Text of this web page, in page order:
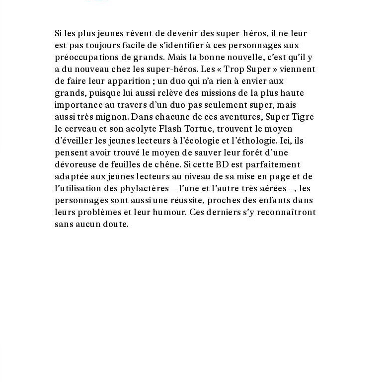
Si les plus jeunes rêvent de devenir des super-héros, il ne leur
est pas toujours facile de s’identifier à ces personnages aux
préoccupations de grands. Mais la bonne nouvelle, c’est qu’il y
a du nouveau chez les super-héros. Les « Trop Super » viennent
de faire leur apparition ; un duo qui n’a rien à envier aux
grands, puisque lui aussi relève des missions de la plus haute
importance au travers d’un duo pas seulement super, mais
aussi très mignon. Dans chacune de ces aventures, Super Tigre
le cerveau et son acolyte Flash Tortue, trouvent le moyen
d’éveiller les jeunes lecteurs à l’écologie et l’éthologie. Ici, ils
pensent avoir trouvé le moyen de sauver leur forêt d’une
dévoreuse de feuilles de chêne. Si cette BD est parfaitement
adaptée aux jeunes lecteurs au niveau de sa mise en page et de
l’utilisation des phylactères – l’une et l’autre très aérées –, les
personnages sont aussi une réussite, proches des enfants dans
leurs problèmes et leur humour. Ces derniers s’y reconnaîtront
sans aucun doute.